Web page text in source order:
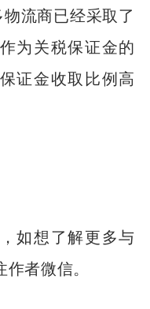
流商已经采取了
为关税保证金的
证金收取比例高
如想了解更多与
者微信。